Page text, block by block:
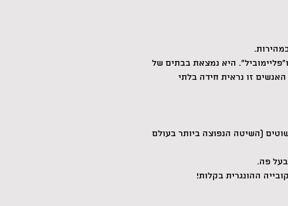
היא נמצאת בבתים של
זו נראית חידה בלתי
אתכם את שיטת 'פרידריך' לפתרון הקובייה ההונגרית ב-7 צעדים פשוטים (השיטה הנפוצה ביותר בעולם
בעל פה.